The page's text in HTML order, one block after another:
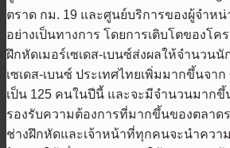
ตราด กม. 19 และศูนย์บริการของผู้จำหน่
อย่างเป็นทางการ โดยการเติบโตของโค
ฝึกหัดเมอร์เซเดส-เบนซ์ส่งผลให้จำนวนนั
เซเดส-เบนซ์ ประเทศไทยเพิ่มมากขึ้นจา
เป็น 125 คนในปีนี้ และจะมีจำนวนมากขึ้
รองรับความต้องการที่มากขึ้นของตลาด
ช่างฝึกหัดและเจ้าหน้าที่ทุกคนจะนำควา